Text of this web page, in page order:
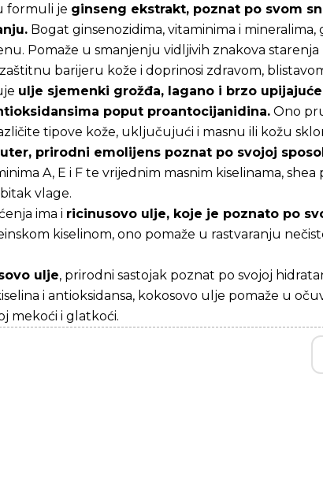
formuli je ginseng ekstrakt, poznat po svom
Bogat ginsenozidima, vitaminima i
Pomaže u smanjenju vidljivih znakova
barijeru kože i doprinosi zdravom,
ulje sjemenki grožđa, lagano i brzo
poput proantocijanidina. Ono
tipove kože, uključujući i masnu ili kožu
prirodni emolijens poznat po svojoj
A, E i F te vrijednim masnim kiselinama,
vlage.
ima i ricinusovo ulje, koje je poznato po
kiselinom, ono pomaže u rastvaranju
ulje, prirodni sastojak poznat po svojoj
i antioksidansa, kokosovo ulje pomaže u
mekoći i glatkoći.